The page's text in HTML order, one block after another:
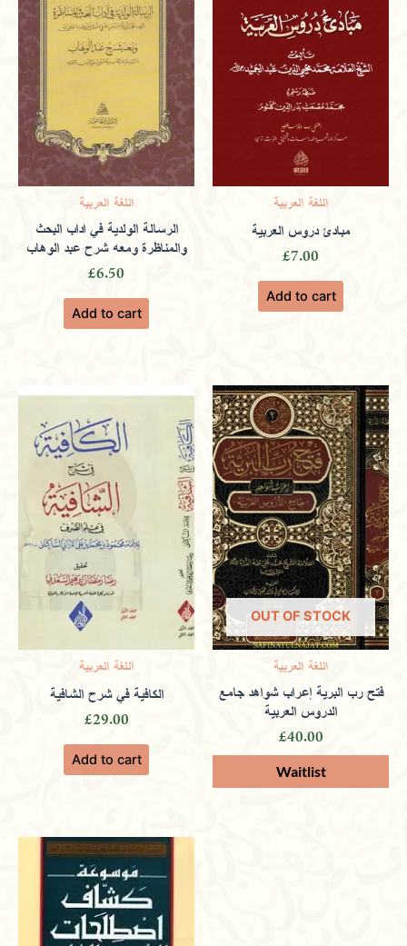
offering a diverse selection of authentic
Rated4
out of 5
Huda(verified owner) June 1, 2024
Empowering individuals through
literature that offers insights into ethical
Only logged in customers who have purchased this
product may leave a review.
اللغة العربية
الرسالة الولدية في اداب البحث
والمناظرة ومعه شرح عبد الوهاب
£6.50
Add to cart
اللغة العربية
مبادئ دروس العربية
£7.00
Add to cart
اللغة العربية
الكافية في شرح الشافية
£29.00
Add to cart
OUT OF STOCK
اللغة العربية
فتح رب البرية إعراب شواهد جامع
الدروس العربية
£40.00